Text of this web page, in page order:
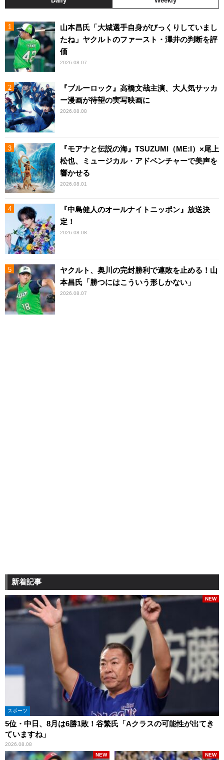
山本昌氏「大城選手自身がびっくりしていまし
たね」ヤクルトのファースト・澤井の判断を評
価
2026.08.07
『ブルーロック』高橋文哉主演、大人気サッカ
ー漫画が待望の実写映画に
2026.08.08
『モアナと伝説の海』TSUZUMI（ME:I）×尾上
松也、ミュージカル・アドベンチャーで美声を
響かせる
2026.08.01
『中島健人のオールナイトニッポン』放送決
定！
2026.08.08
ヤクルト、奥川の完封勝利で連敗を止める！山
本昌氏「勝つにはこういう形しかない」
2026.08.07
新着記事
スポーツ
5位・中日、8月は6勝1敗！谷繁氏「Aクラスの可能性が出てき
ていますね」
2026.08.08
NEW
NEW NEW